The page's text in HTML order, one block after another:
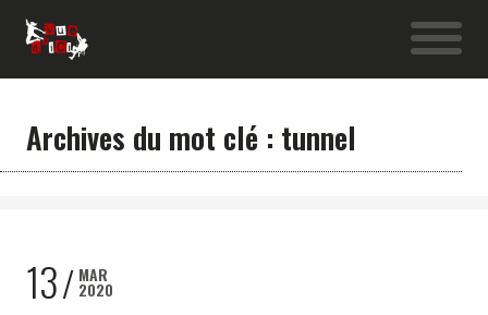
Archives du mot clé : tunnel
13 MAR
2020